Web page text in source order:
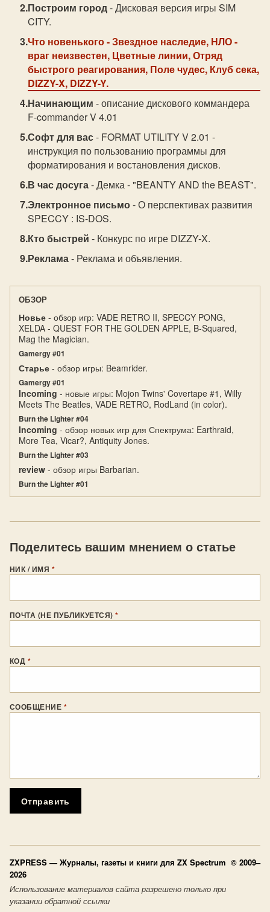
Построим город- Дисковая версия игры SIM
CITY.
Что новенького- Звездное наследие, НЛО -
враг неизвестен, Цветные линии, Отряд
быстрого реагирования, Поле чудес, Клуб сека,
DIZZY-X, DIZZY-Y.
Начинающим - описание дискового коммандера
F-commander V 4.01
Софт для вас- FORMAT UTILITY V 2.01 -
инструкция по пользованию программы для
форматирования и востановления дисков.
В час досуга- Демка - "BEANTY AND the BEAST".
Электронное письмо- О перспективах развития
SPECCY : IS-DOS.
Кто быстрей - Конкурс по игре DIZZY-X.
Реклама- Реклама и объявления.
ОБЗОР
Новье - обзор игр: VADE RETRO II, SPECCY PONG,
XELDA - QUEST FOR THE GOLDEN APPLE, B-Squared,
Mag the Magician.
Gamergy #01
Старье - обзор игры: Beamrider.
Gamergy #01
Incoming - новые игры: Mojon Twins' Covertape #1, Willy
Meets The Beatles, VADE RETRO, RodLand (in color).
Burn the Lighter #04
Incoming - обзор новых игр для Спектрума: Earthraid,
More Tea, Vicar?, Antiquity Jones.
Burn the Lighter #03
review - обзор игры Barbarian.
Burn the Lighter #01
Поделитесь вашим мнением о статье
НИК / ИМЯ *
ПОЧТА (НЕ ПУБЛИКУЕТСЯ)*
КОД *
СООБЩЕНИЕ *
Отправить
ZXPRESS — Журналы, газеты и книги для ZX Spectrum © 2009–
2026
Использование материалов сайта разрешено только при
указании обратной ссылки